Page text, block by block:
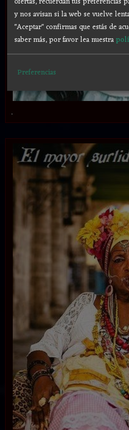
.
y nos avisan si la web se vuelve
"Aceptar" confirmas que estás de
saber más, por favor lea nuestra
Preferencias